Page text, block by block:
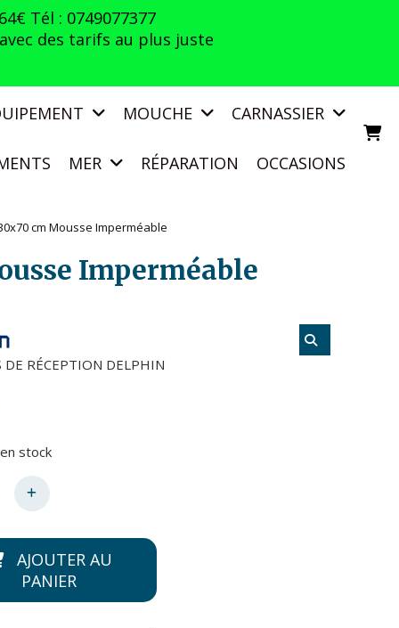
Tél : 0749077377
des tarifs au plus juste
MOUCHE CARNASSIER
MER RÉPARATION OCCASIONS
cm Mousse Imperméable
Imperméable
DE RÉCEPTION DELPHIN
stock
AJOUTER AU
PANIER